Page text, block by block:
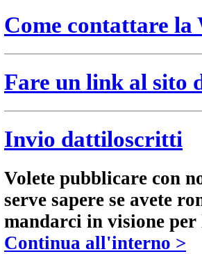
Come contattare
Fare un link al sito
Invio dattiloscritti
Volete pubblicare con
serve sapere se avete
mandarci in visione
Continua all'interno >